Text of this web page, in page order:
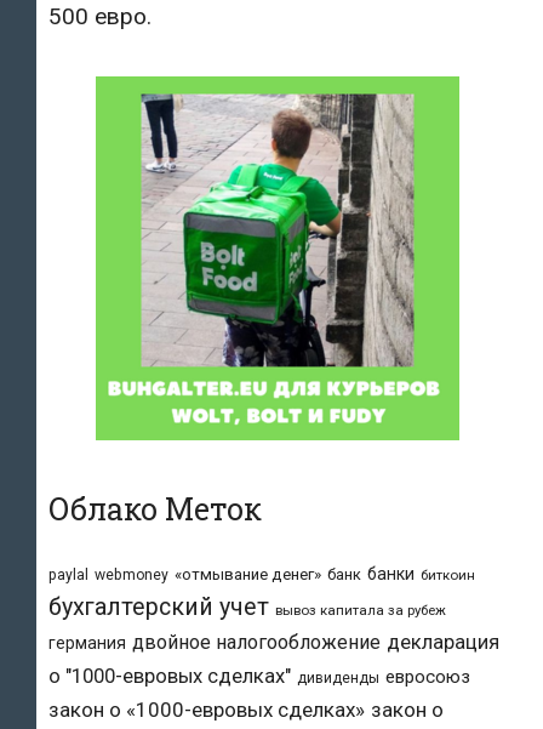
500 евро.
Облако Меток
paylal webmoney «отмывание денег» банк банки биткоин
бухгалтерский учет вывоз капитала за рубеж
германия двойное налогообложение декларация
о "1000-евровых сделках" дивиденды евросоюз
закон о «1000-евровых сделках» закон о